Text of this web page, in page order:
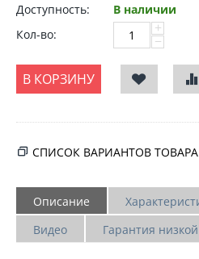
Доступность:
В наличии
Кол-во:
+
−
В КОРЗИНУ
СПИСОК ВАРИАНТОВ ТОВАРА
Описание
Видео
Гарантия